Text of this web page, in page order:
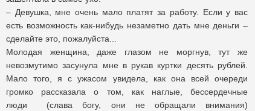
– Девушка, мне очень мало платят за работу. Если у вас
есть возможность как-нибудь незаметно дать мне деньги –
сделайте это, пожалуйста...
Молодая женщина, даже глазом не морг­нув, тут же
невозмутимо засунула мне в рукав куртки десять рублей.
Мало того, я с ужасом увидела, как она всей очереди
громко рассказала о том, как наглые, бессердечные
люди (слава богу, они не обращали внимания)